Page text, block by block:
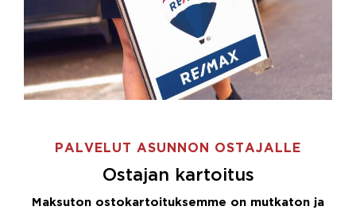
PALVELUT ASUNNON OSTAJALLE
Ostajan kartoitus
Maksuton ostokartoituksemme on mutkaton ja